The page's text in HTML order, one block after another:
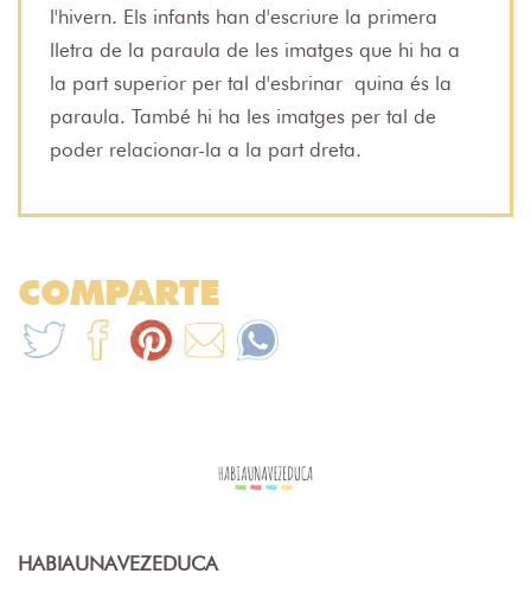
l'hivern. Els infants han d'escriure la primera
lletra de la paraula de les imatges que hi ha a
la part superior per tal d'esbrinar quina és la
paraula. També hi ha les imatges per tal de
poder relacionar-la a la part dreta.
COMPARTE
HABIAUNAVEZEDUCA